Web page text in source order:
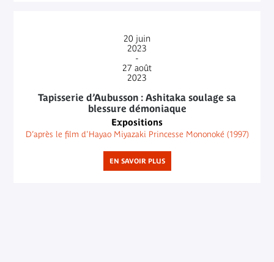
20 juin
2023
-
27 août
2023
Tapisserie d’Aubusson : Ashitaka soulage sa
blessure démoniaque
Expositions
D’après le film d'Hayao Miyazaki Princesse Mononoké (1997)
EN SAVOIR PLUS